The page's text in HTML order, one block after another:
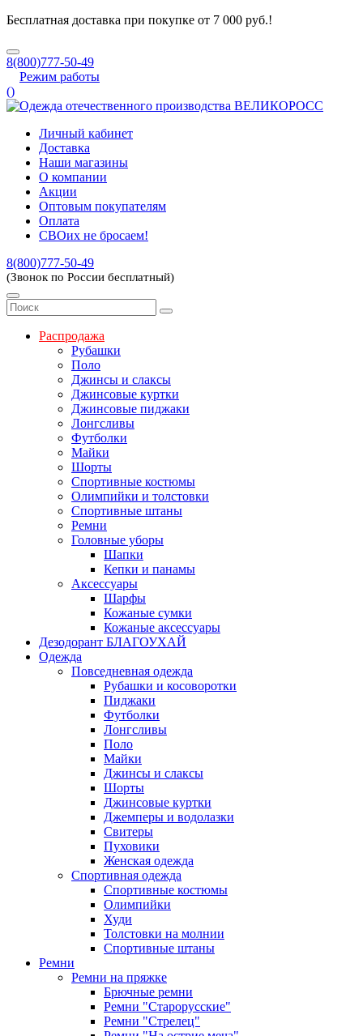
Бесплатная доставка при покупке от 7 000 руб.!
8(800)777-50-49
Режим работы
()
Личный кабинет
Доставка
Наши магазины
О компании
Акции
Оптовым покупателям
Оплата
СВОих не бросаем!
8(800)777-50-49
(Звонок по России бесплатный)
Распродажа
Рубашки
Поло
Джинсы и слаксы
Джинсовые куртки
Джинсовые пиджаки
Лонгсливы
Футболки
Майки
Шорты
Спортивные костюмы
Олимпийки и толстовки
Спортивные штаны
Ремни
Головные уборы
Шапки
Кепки и панамы
Аксессуары
Шарфы
Кожаные сумки
Кожаные аксессуары
Дезодорант БЛАГОУХАЙ
Одежда
Повседневная одежда
Рубашки и косоворотки
Пиджаки
Футболки
Лонгсливы
Поло
Майки
Джинсы и слаксы
Шорты
Джинсовые куртки
Джемперы и водолазки
Свитеры
Пуховики
Женская одежда
Спортивная одежда
Спортивные костюмы
Олимпийки
Худи
Толстовки на молнии
Спортивные штаны
Ремни
Ремни на пряжке
Брючные ремни
Ремни "Старорусские"
Ремни "Стрелец"